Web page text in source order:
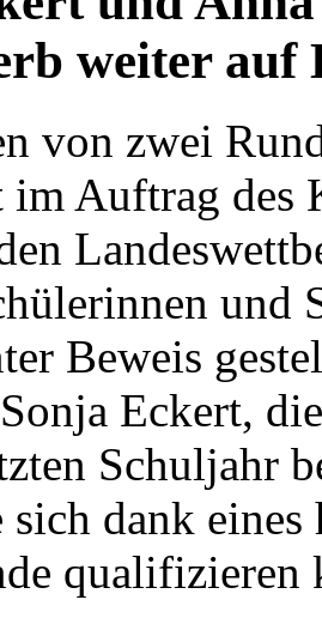
weiter auf
von zwei
im Auftrag des
und
Beweis
Eckert,
Schuljahr
dank
qualifizieren